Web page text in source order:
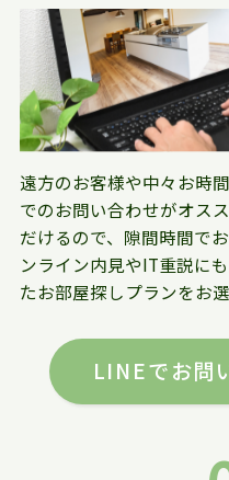
遠方のお客様や中々お時
でのお問い合わせがオス
だけるので、隙間時間で
ンライン内見やIT重説に
たお部屋探しプランをお
LINEでお問